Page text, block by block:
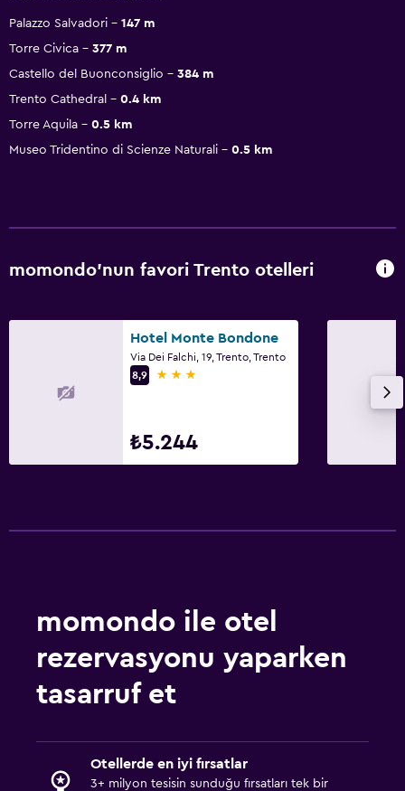
Palazzo Salvadori
147 m
Torre Civica
377 m
Castello del Buonconsiglio
384 m
Trento Cathedral
0.4 km
Torre Aquila
0.5 km
Museo Tridentino di Scienze Naturali
0.5 km
momondo'nun favori Trento otelleri
Hotel Monte Bondone
Via Dei Falchi, 19, Trento, Trento
8,9
3 yıldız
₺5.244
momondo ile otel
rezervasyonu yaparken
tasarruf et
Otellerde en iyi fırsatlar
3+ milyon tesisin sunduğu fırsatları tek bir